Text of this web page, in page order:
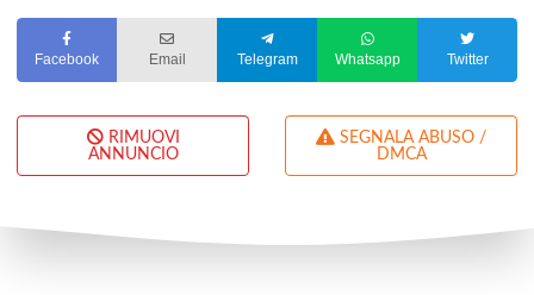
Facebook Email Telegram Whatsapp Twitter
RIMUOVI
ANNUNCIO
DMCA